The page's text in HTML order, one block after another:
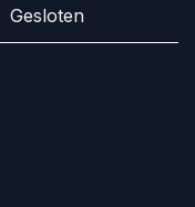
Gesloten